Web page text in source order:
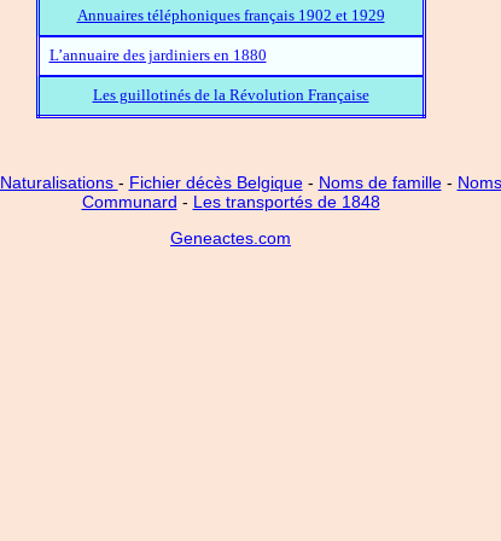
Annuaires téléphoniques français 1902 et 1929
L’annuaire des jardiniers en 1880
Les guillotinés de la Révolution Française
Naturalisations - Fichier décès Belgique- Noms de famille-
Communard - Les transportés de 1848
Geneactes.com